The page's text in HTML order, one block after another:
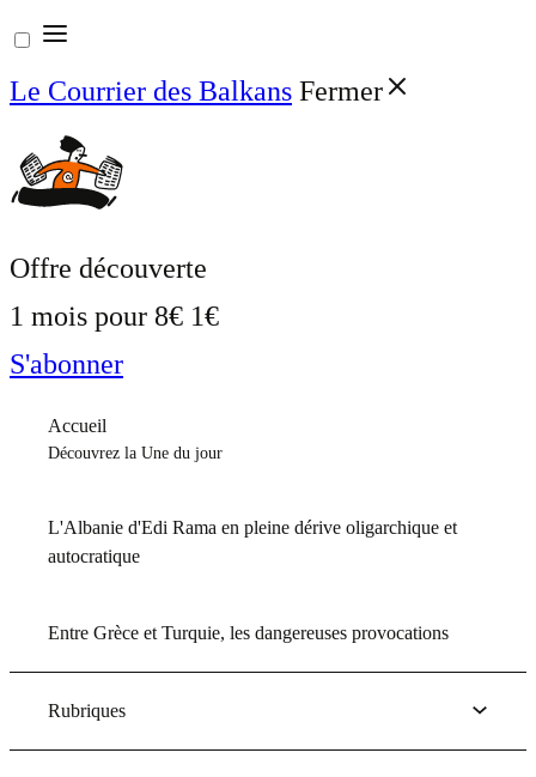
Aller
au
contenu
Le Courrier des Balkans Fermer
Offre découverte
1 mois pour 8€ 1€
S'abonner
Accueil
Découvrez la Une du jour
L'Albanie d'Edi Rama en pleine dérive oligarchique et
autocratique
Entre Grèce et Turquie, les dangereuses provocations
Rubriques